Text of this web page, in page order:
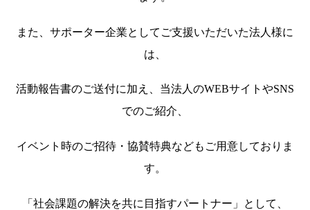
また、サポーター企業としてご支援いただいた法人様に
は、
活動報告書のご送付に加え、当法人のWEBサイトやSNS
でのご紹介、
イベント時のご招待・協賛特典などもご用意しておりま
す。
「社会課題の解決を共に目指すパートナー」として、